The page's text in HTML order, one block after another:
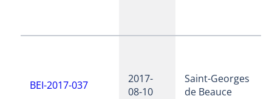
BEI-2017-037
2017-
08-10
Saint-Georges
de Beauce